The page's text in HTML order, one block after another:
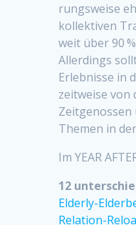
rungsweise
kollektiven
weit über 90
Allerdings
Erlebnisse in
zeitweise von
Zeitgenossen
Themen in
Im YEAR
12
Elderly-
Relation-